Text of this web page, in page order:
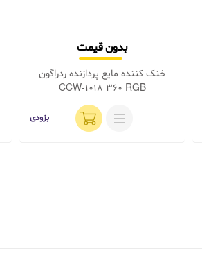
بدون قیمت
خنک کننده مایع پردازنده ردراگون
CCW-1018 360 RGB
بزودی